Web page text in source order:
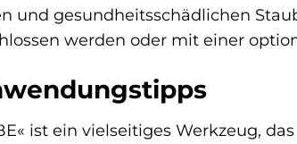
und gesundheitsschädlichen
werden oder mit einer
BE« ist ein vielseitiges Werkzeug,